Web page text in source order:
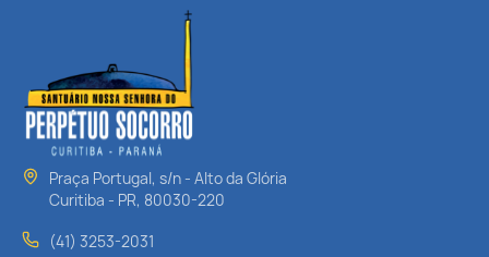
Praça Portugal, s/n - Alto da Glória
Curitiba - PR, 80030-220
(41) 3253-2031